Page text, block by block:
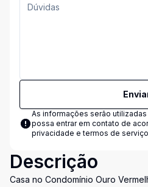
As informações serão
possa entrar em contato de
privacidade e termos de serviço
Descrição
Casa no Condomínio Ouro